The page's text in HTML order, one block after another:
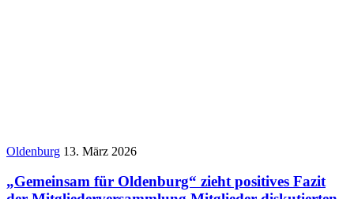
Oldenburg 13. März 2026
„Gemeinsam für Oldenburg“ zieht positives Fazit